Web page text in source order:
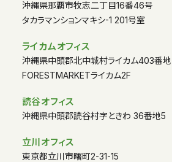
沖縄県那覇市牧志二丁目16番46号
タカラマンションマキシ-1 201号室
ライカムオフィス
沖縄県中頭郡北中城村ライカム403番地
FORESTMARKETライカム2F
読谷オフィス
沖縄県中頭郡読谷村字ときわ 36番地5
立川オフィス
東京都立川市曙町2-31-15